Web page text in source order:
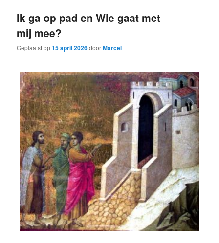
Ik ga op pad en Wie gaat met
mij mee?
Geplaatst op15 april 2026doorMarcel